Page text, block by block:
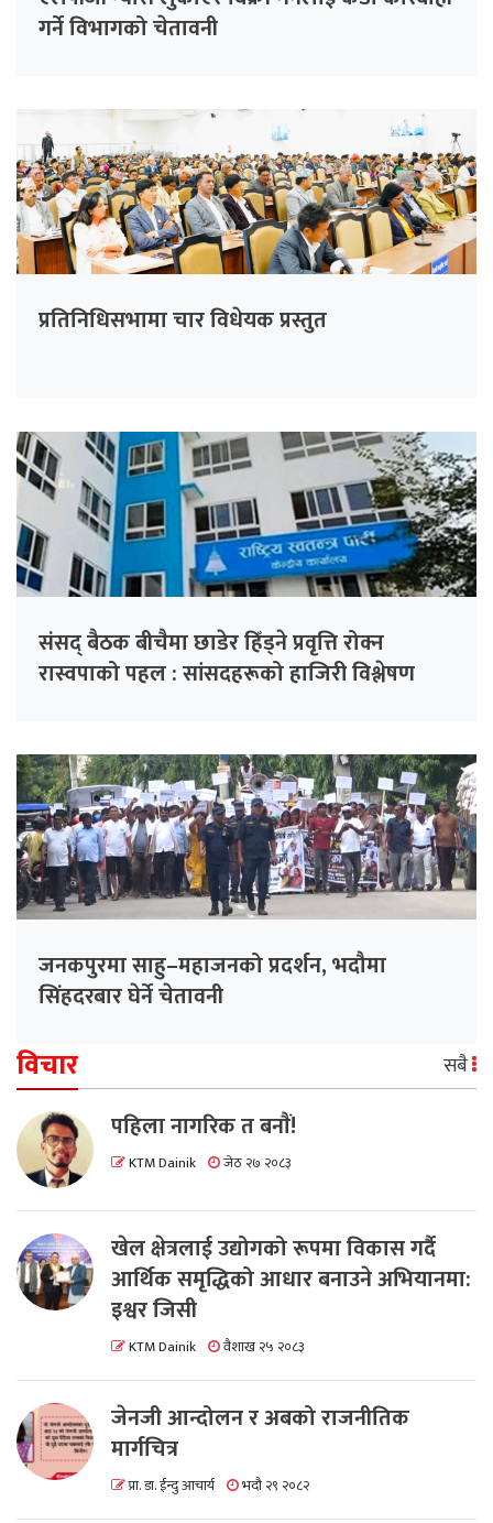
गर्ने विभागको चेतावनी
प्रतिनिधिसभामा चार विधेयक प्रस्तुत
संसद् बैठक बीचैमा छाडेर हिँड्ने प्रवृत्ति रोक्न
रास्वपाको पहल : सांसदहरूको हाजिरी विश्लेषण
जनकपुरमा साहु–महाजनको प्रदर्शन, भदौमा
सिंहदरबार घेर्ने चेतावनी
विचार सबै
पहिला नागरिक त बनाैं!
KTM Dainik जेठ २७ २०८३
खेल क्षेत्रलाई उद्योगको रूपमा विकास गर्दै
आर्थिक समृद्धिको आधार बनाउने अभियानमा:
इश्वर जिसी
KTM Dainik वैशाख २५ २०८३
जेनजी आन्दोलन र अबको राजनीतिक
मार्गचित्र
प्रा. डा. ईन्दु आचार्य भदौ २९ २०८२